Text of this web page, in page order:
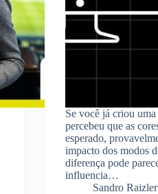
Se você já criou
percebeu que as
esperado,
impacto dos modos
diferença pode
influencia…
Sandro Raizler